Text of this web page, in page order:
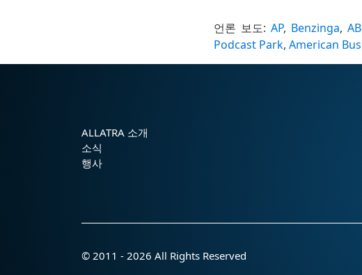
언론 보도: AP, Benzinga,
Podcast Park, American
ALLATRA 소개
소식
행사
© 2011 - 2026 All Rights Reserved